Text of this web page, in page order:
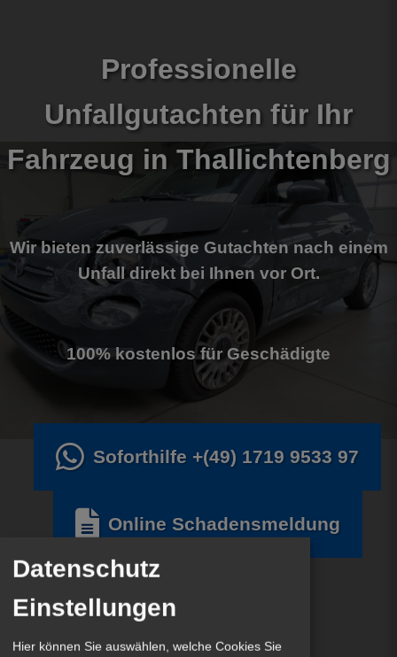
Professionelle
Unfallgutachten für Ihr
Fahrzeug in Thallichtenberg
Wir bieten zuverlässige Gutachten nach einem
Unfall direkt bei Ihnen vor Ort.
100% kostenlos für Geschädigte
Soforthilfe +(49) 1719 9533 97
Online Schadensmeldung
Datenschutz
Einstellungen
Hier können Sie auswählen, welche Cookies Sie